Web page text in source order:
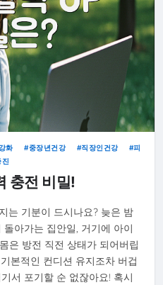
화 중장년건강 직장인건강
피
진
충전 비밀!
는 기분이 드시나요? 늦은 밤
아가는 집안일, 거기에 아이
은 방전 직전 상태가 되어버립
본적인 컨디션 유지조차 버겁
서 포기할 순 없잖아요! 혹시